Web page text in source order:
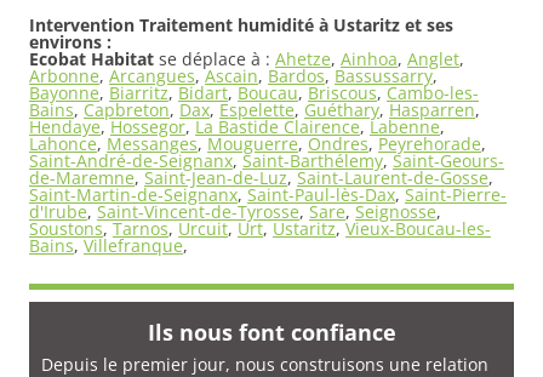
Intervention Traitement humidité à Ustaritz et ses
environs :
Ecobat Habitat se déplace à : Ahetze, Ainhoa, Anglet,
Arbonne, Arcangues, Ascain, Bardos, Bassussarry,
Bayonne, Biarritz, Bidart, Boucau, Briscous, Cambo-les-
Bains, Capbreton, Dax, Espelette, Guéthary, Hasparren,
Hendaye, Hossegor, La Bastide Clairence, Labenne,
Lahonce, Messanges, Mouguerre, Ondres, Peyrehorade,
Saint-André-de-Seignanx, Saint-Barthélemy, Saint-Geours-
de-Maremne, Saint-Jean-de-Luz, Saint-Laurent-de-Gosse,
Saint-Martin-de-Seignanx, Saint-Paul-lès-Dax, Saint-Pierre-
d'Irube, Saint-Vincent-de-Tyrosse, Sare, Seignosse,
Soustons, Tarnos, Urcuit, Urt, Ustaritz, Vieux-Boucau-les-
Bains, Villefranque,
Ils nous font confiance
Depuis le premier jour, nous construisons une relation